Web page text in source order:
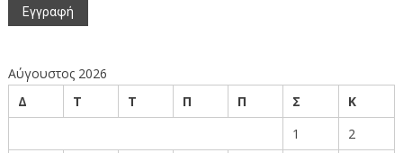
Αύγουστος 2026
Δ
Τ Τ Π Π Σ
Κ
1
2